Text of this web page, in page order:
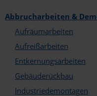
München
Münster
Abbrucharbeiten &
Aufräumarbeiten
Aufreißarbeiten
Entkernungsarbeiten
Gebäuderückbau
Industriedemontagen